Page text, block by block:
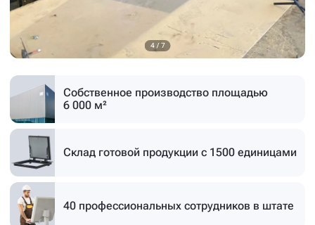
4 / 7
Собственное производство площадью
6 000 м²
Склад готовой продукции с 1500 единицами
40 профессиональных сотрудников в штате